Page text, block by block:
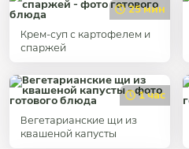
25 мин
Крем-суп с картофелем и
спаржей
1 час
Вегетарианские щи из
квашеной капусты